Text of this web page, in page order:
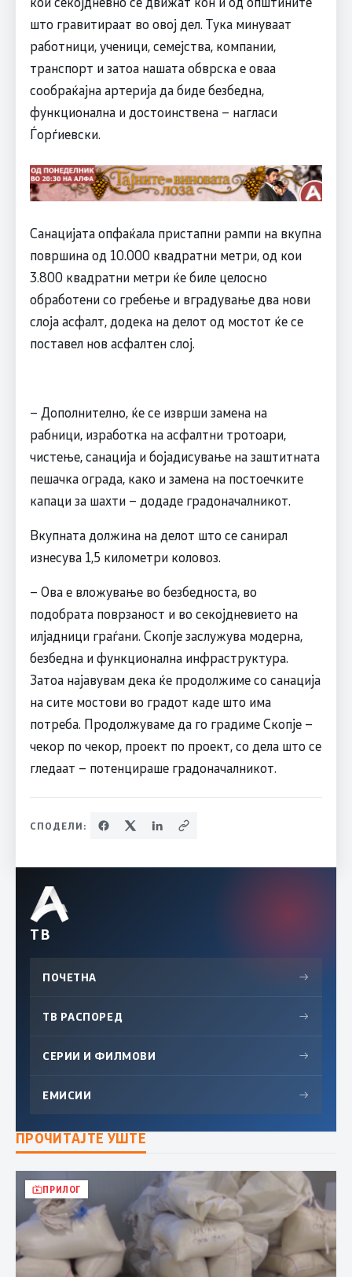
што гравитираат во овој дел. Тука минуваат
работници, ученици, семејства, компании,
транспорт и затоа нашата обврска е оваа
сообраќајна артерија да биде безбедна,
функционална и достоинствена – нагласи
Ѓорѓиевски.
Санацијата опфаќала пристапни рампи на вкупна
површина од 10.000 квадратни метри, од кои
3.800 квадратни метри ќе биле целосно
обработени со гребење и вградување два нови
слоја асфалт, додека на делот од мостот ќе се
поставел нов асфалтен слој.
– Дополнително, ќе се изврши замена на
рабници, изработка на асфалтни тротоари,
чистење, санација и бојадисување на заштитната
пешачка ограда, како и замена на постоечките
капаци за шахти – додаде градоначалникот.
Вкупната должина на делот што се санирал
изнесува 1,5 километри коловоз.
– Ова е вложување во безбедноста, во
подобрата поврзаност и во секојдневието на
илјадници граѓани. Скопје заслужува модерна,
безбедна и функционална инфраструктура.
Затоа најавувам дека ќе продолжиме со санација
на сите мостови во градот каде што има
потреба. Продолжуваме да го градиме Скопје –
чекор по чекор, проект по проект, со дела што се
гледаат – потенцираше градоначалникот.
СПОДЕЛИ:
ТВ
ПОЧЕТНА →
ТВ РАСПОРЕД →
СЕРИИ И ФИЛМОВИ →
ЕМИСИИ →
ПРОЧИТАЈТЕ УШТЕ
ПРИЛОГ